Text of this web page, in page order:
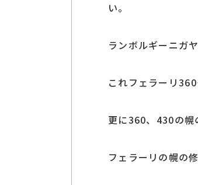
い。
ランボルギーニガ
これフェラーリ
更に360、430の幌
フェラーリの幌の